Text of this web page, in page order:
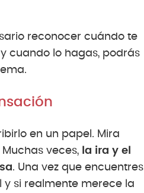
reconocer cuándo te
cuando lo hagas, podrás
en un papel. Mira
veces, la ira y el
. Una vez que encuentres
y si realmente merece la